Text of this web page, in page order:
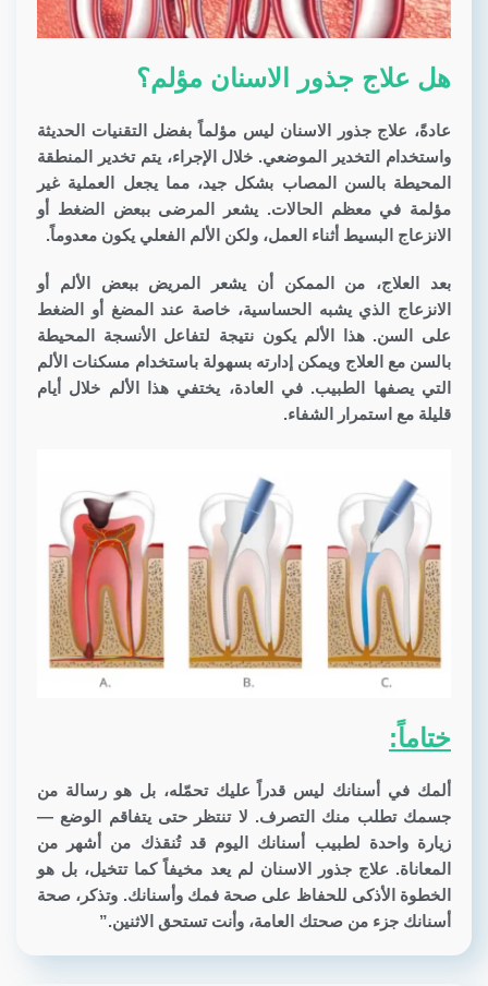
هل علاج جذور الاسنان مؤلم؟
عادةً، علاج جذور الاسنان ليس مؤلماً بفضل التقنيات الحديثة
واستخدام التخدير الموضعي. خلال الإجراء، يتم تخدير المنطقة
المحيطة بالسن المصاب بشكل جيد، مما يجعل العملية غير
مؤلمة في معظم الحالات. يشعر المرضى ببعض الضغط أو
الانزعاج البسيط أثناء العمل، ولكن الألم الفعلي يكون معدوماً.
بعد العلاج، من الممكن أن يشعر المريض ببعض الألم أو
الانزعاج الذي يشبه الحساسية، خاصة عند المضغ أو الضغط
على السن. هذا الألم يكون نتيجة لتفاعل الأنسجة المحيطة
بالسن مع العلاج ويمكن إدارته بسهولة باستخدام مسكنات الألم
التي يصفها الطبيب. في العادة، يختفي هذا الألم خلال أيام
قليلة مع استمرار الشفاء.
ختاماً:
ألمك في أسنانك ليس قدراً عليك تحمّله، بل هو رسالة من
جسمك تطلب منك التصرف. لا تنتظر حتى يتفاقم الوضع —
زيارة واحدة لطبيب أسنانك اليوم قد تُنقذك من أشهر من
المعاناة. علاج جذور الاسنان لم يعد مخيفاً كما تتخيل، بل هو
الخطوة الأذكى للحفاظ على صحة فمك وأسنانك. وتذكر، صحة
أسنانك جزء من صحتك العامة، وأنت تستحق الاثنين.”